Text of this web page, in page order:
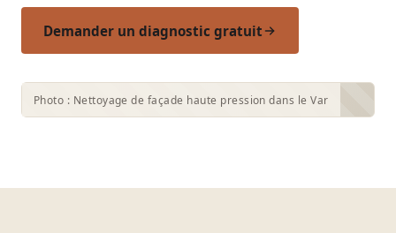
Demander un diagnostic gratuit
Photo : Nettoyage de façade haute pression dans le Var